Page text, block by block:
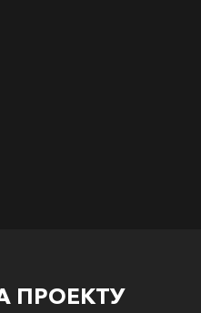
ПРОЕКТУ